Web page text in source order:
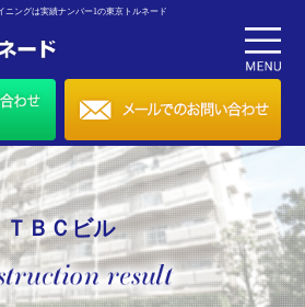
ングは実績ナンバー1の東京トルネード
ＴＢＣビル